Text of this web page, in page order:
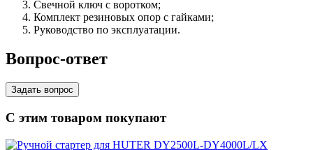
Свечной ключ с воротком;
Комплект резиновых опор с гайками;
Руководство по эксплуатации.
Вопрос-ответ
Задать вопрос
С этим товаром покупают